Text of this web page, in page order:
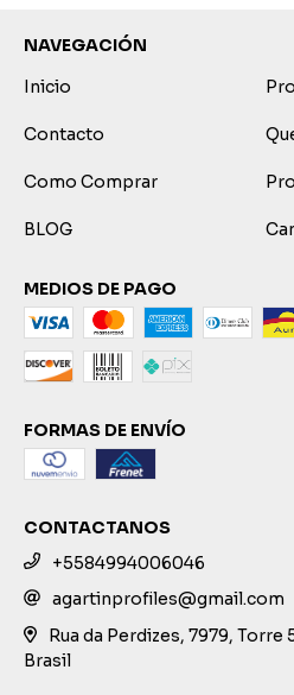
NAVEGACIÓN
Inicio
Contacto
Como Comprar
BLOG
MEDIOS DE PAGO
FORMAS DE ENVÍO
CONTACTANOS
+5584994006046
agartinprofiles@gmail.com
Rua da Perdizes, 7979, Torre
Brasil